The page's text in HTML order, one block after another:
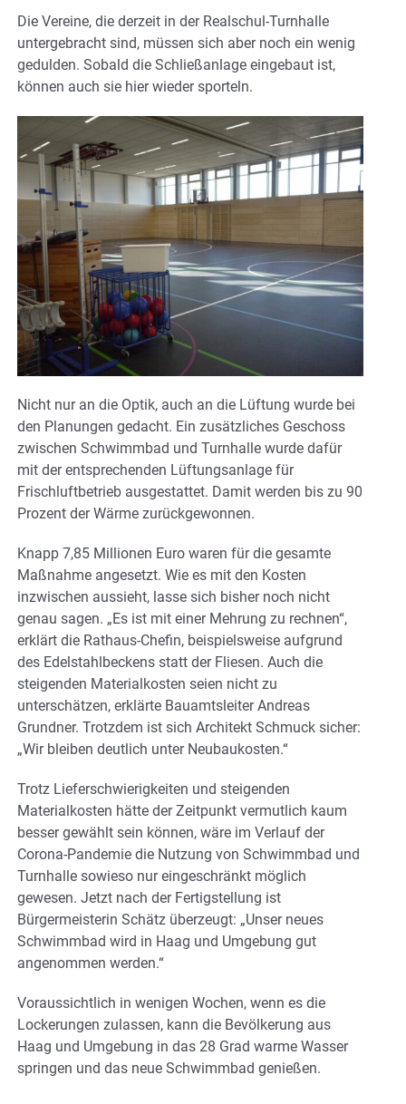
Die Vereine, die derzeit in der Realschul-Turnhalle
untergebracht sind, müssen sich aber noch ein wenig
gedulden. Sobald die Schließanlage eingebaut ist,
können auch sie hier wieder sporteln.
Nicht nur an die Optik, auch an die Lüftung wurde bei
den Planungen gedacht. Ein zusätzliches Geschoss
zwischen Schwimmbad und Turnhalle wurde dafür
mit der entsprechenden Lüftungsanlage für
Frischluftbetrieb ausgestattet. Damit werden bis zu 90
Prozent der Wärme zurückgewonnen.
Knapp 7,85 Millionen Euro waren für die gesamte
Maßnahme angesetzt. Wie es mit den Kosten
inzwischen aussieht, lasse sich bisher noch nicht
genau sagen. „Es ist mit einer Mehrung zu rechnen“,
erklärt die Rathaus-Chefin, beispielsweise aufgrund
des Edelstahlbeckens statt der Fliesen. Auch die
steigenden Materialkosten seien nicht zu
unterschätzen, erklärte Bauamtsleiter Andreas
Grundner. Trotzdem ist sich Architekt Schmuck sicher:
„Wir bleiben deutlich unter Neubaukosten.“
Trotz Lieferschwierigkeiten und steigenden
Materialkosten hätte der Zeitpunkt vermutlich kaum
besser gewählt sein können, wäre im Verlauf der
Corona-Pandemie die Nutzung von Schwimmbad und
Turnhalle sowieso nur eingeschränkt möglich
gewesen. Jetzt nach der Fertigstellung ist
Bürgermeisterin Schätz überzeugt: „Unser neues
Schwimmbad wird in Haag und Umgebung gut
angenommen werden.“
Voraussichtlich in wenigen Wochen, wenn es die
Lockerungen zulassen, kann die Bevölkerung aus
Haag und Umgebung in das 28 Grad warme Wasser
springen und das neue Schwimmbad genießen.